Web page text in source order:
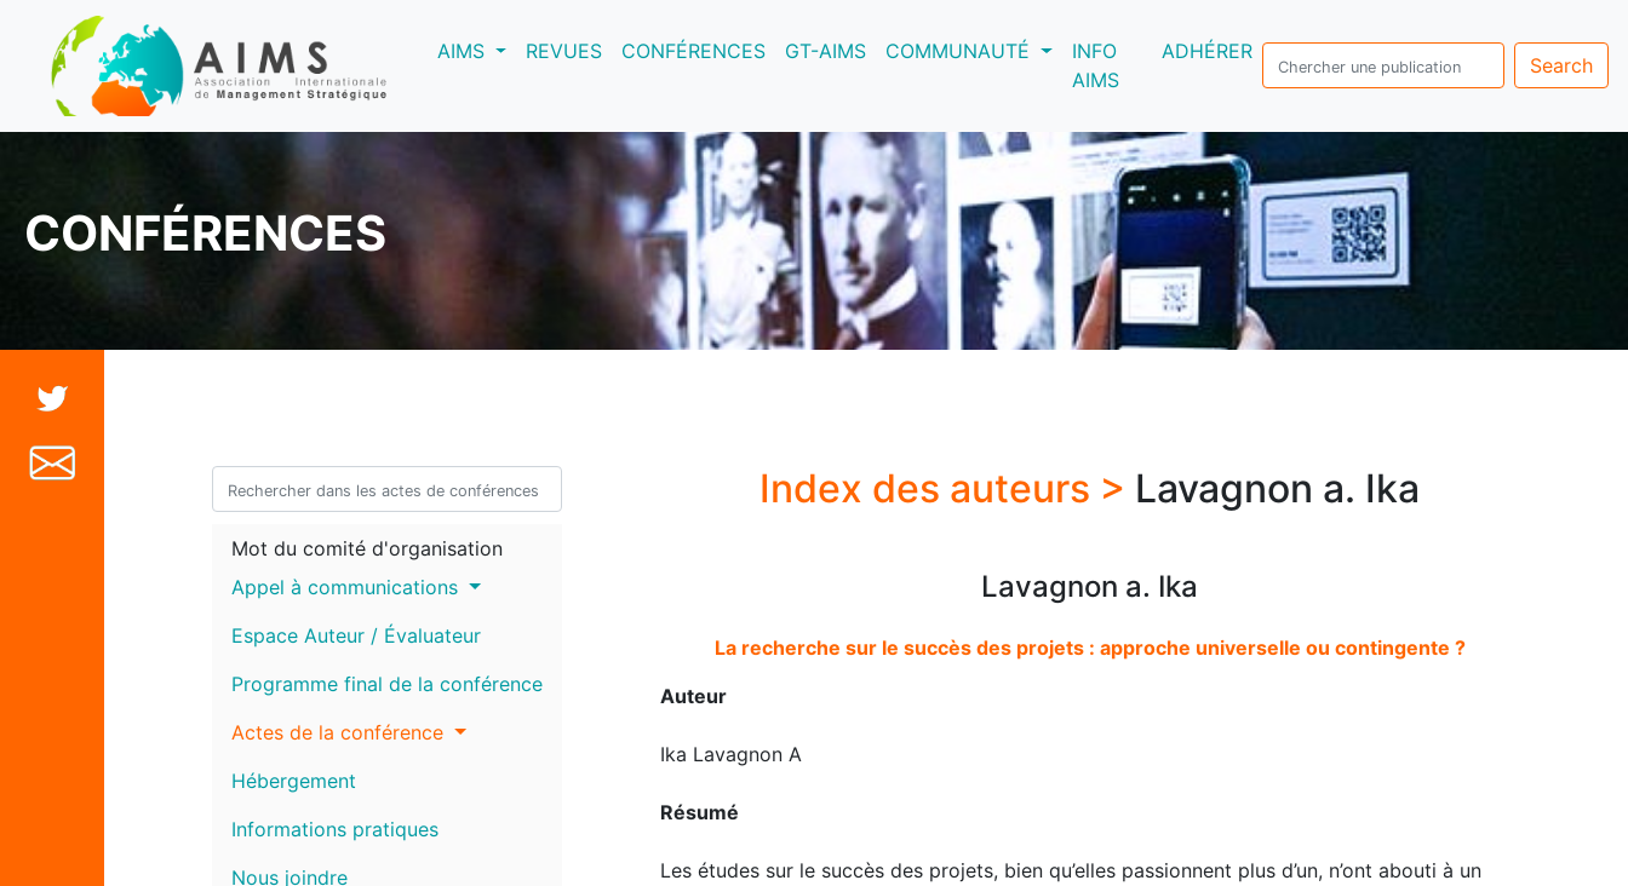
AIMS(current)REVUES CONFÉRENCES GT-AIMS COMMUNAUTÉ
INFO
AIMS
ADHÉRER
Search
CONFÉRENCES
Mot du comité d'organisation
Appel à communications
Espace Auteur / Évaluateur
Programme final de la conférence
Actes de la conférence
Hébergement
Informations pratiques
Nous joindre
Index des auteurs > Lavagnon a. Ika
Lavagnon a. Ika
La recherche sur le succès des projets : approche universelle ou contingente ?
Auteur
Ika Lavagnon A
Résumé
Les études sur le succès des projets, bien qu’elles passionnent plus d’un, n’ont abouti à un